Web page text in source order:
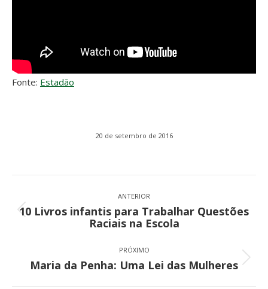
Fonte: Estadão
20 de setembro de 2016
de
post:
ANTERIOR
Post
anterior:
10 Livros infantis para Trabalhar Questões
Raciais na Escola
PRÓXIMO
Próximo
Maria da Penha: Uma Lei das Mulheres